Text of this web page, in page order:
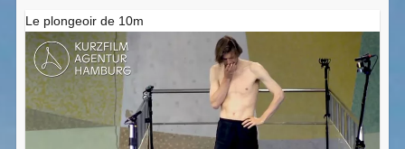
Le plongeoir de 10m